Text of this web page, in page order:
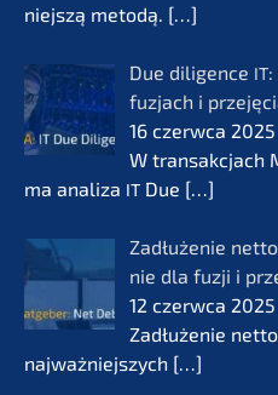
nie­js­zą metodą. […]
Due diligence IT
fuzjach i
16 czerw­ca 2025
W transak­c­jach
ma anali­za IT Due […]
Zadłuże­nie
nie dla fuzji i
12 czerw­ca 2025
Zadłuże­nie
najważ­nie­js­zych […]